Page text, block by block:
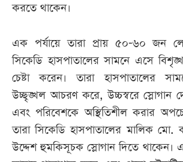
করতে থাকেন।
এক পর্যায়ে তারা প্রায় ৫০-৬০ জন
সিকেডি হাসপাতালের সামনে এসে
চেষ্টা করেন। তারা হাসপাতালের
উচ্ছৃঙ্খল আচরণ করে, উচ্চস্বরে স্লোগান
এবং পরিবেশকে অস্থিতিশীল করার
তারা সিকেডি হাসপাতালের মালিক
উদ্দেশ হুমকিসূচক স্লোগান দিতে থাকেন।